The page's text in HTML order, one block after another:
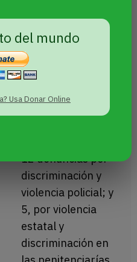
del mundo
Usa Donar Online
personas trans en
el Paraguay”, en
2018 hubo 68
violencia trans, de
12 denuncias por
discriminación y
violencia policial; y
5, por violencia
estatal y
discriminación en